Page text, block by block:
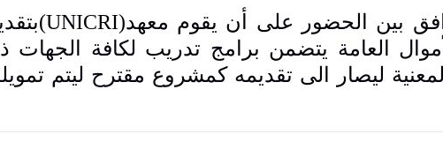
بين الحضور على أن يقوم معهد(UNICRI
العامة يتضمن برامج تدريب لكافة الجهات
ليصار الى تقديمه كمشروع مقترح ليتم